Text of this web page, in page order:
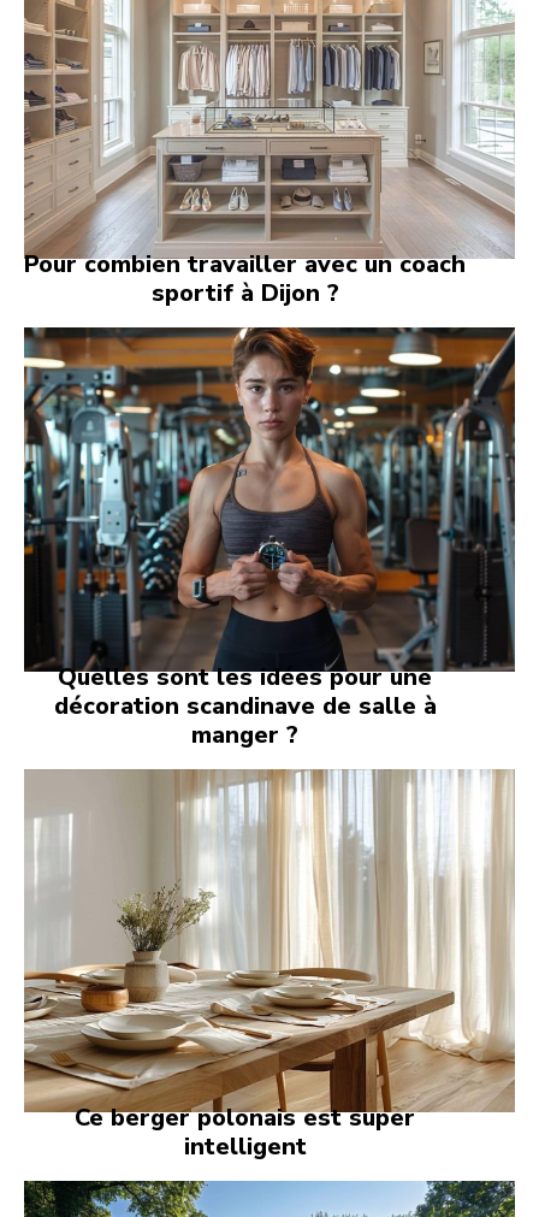
Pour combien travailler avec un coach
sportif à Dijon ?
Quelles sont les idées pour une
décoration scandinave de salle à
manger ?
Ce berger polonais est super
intelligent